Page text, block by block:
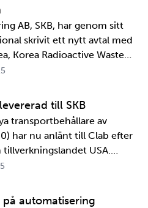
AB, SKB, har genom sitt
skrivit ett nytt avtal med
Korea Radioactive Waste
är ett så kallat
…
till SKB
transportbehållare av
har nu anlänt till Clab efter
USA.
bli en del av SKB:s
2008 i…
på automatisering